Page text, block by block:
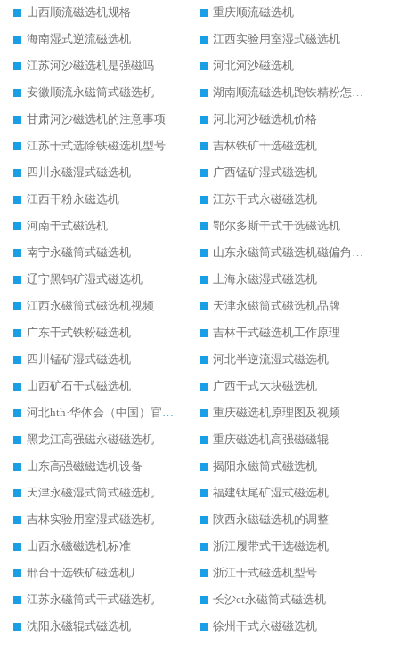
山西顺流磁选机规格
重庆顺流磁选机
海南湿式逆流磁选机
江西实验用室湿式磁选机
江苏河沙磁选机是强磁吗
河北河沙磁选机
安徽顺流永磁筒式磁选机
湖南顺流磁选机跑铁精粉怎么处理
甘肃河沙磁选机的注意事项
河北河沙磁选机价格
江苏干式选除铁磁选机型号
吉林铁矿干选磁选机
四川永磁湿式磁选机
广西锰矿湿式磁选机
江西干粉永磁选机
江苏干式永磁磁选机
河南干式磁选机
鄂尔多斯干式干选磁选机
南宁永磁筒式磁选机
山东永磁筒式磁选机磁偏角怎么调整
辽宁黑钨矿湿式磁选机
上海永磁湿式磁选机
江西永磁筒式磁选机视频
天津永磁筒式磁选机品牌
广东干式铁粉磁选机
吉林干式磁选机工作原理
四川锰矿湿式磁选机
河北半逆流湿式磁选机
山西矿石干式磁选机
广西干式大块磁选机
河北hth·华体会（中国）官方网站-hth.com 工作视频
重庆磁选机原理图及视频
黑龙江高强磁永磁磁选机
重庆磁选机高强磁磁辊
山东高强磁磁选机设备
揭阳永磁筒式磁选机
天津永磁湿式筒式磁选机
福建钛尾矿湿式磁选机
吉林实验用室湿式磁选机
陕西永磁磁选机的调整
山西永磁磁选机标准
浙江履带式干选磁选机
邢台干选铁矿磁选机厂
浙江干式磁选机型号
江苏永磁筒式干式磁选机
长沙ct永磁筒式磁选机
沈阳永磁辊式磁选机
徐州干式永磁磁选机